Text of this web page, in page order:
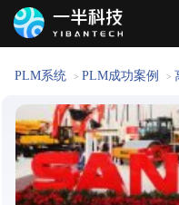
PLM系统 > PLM成功案例 >